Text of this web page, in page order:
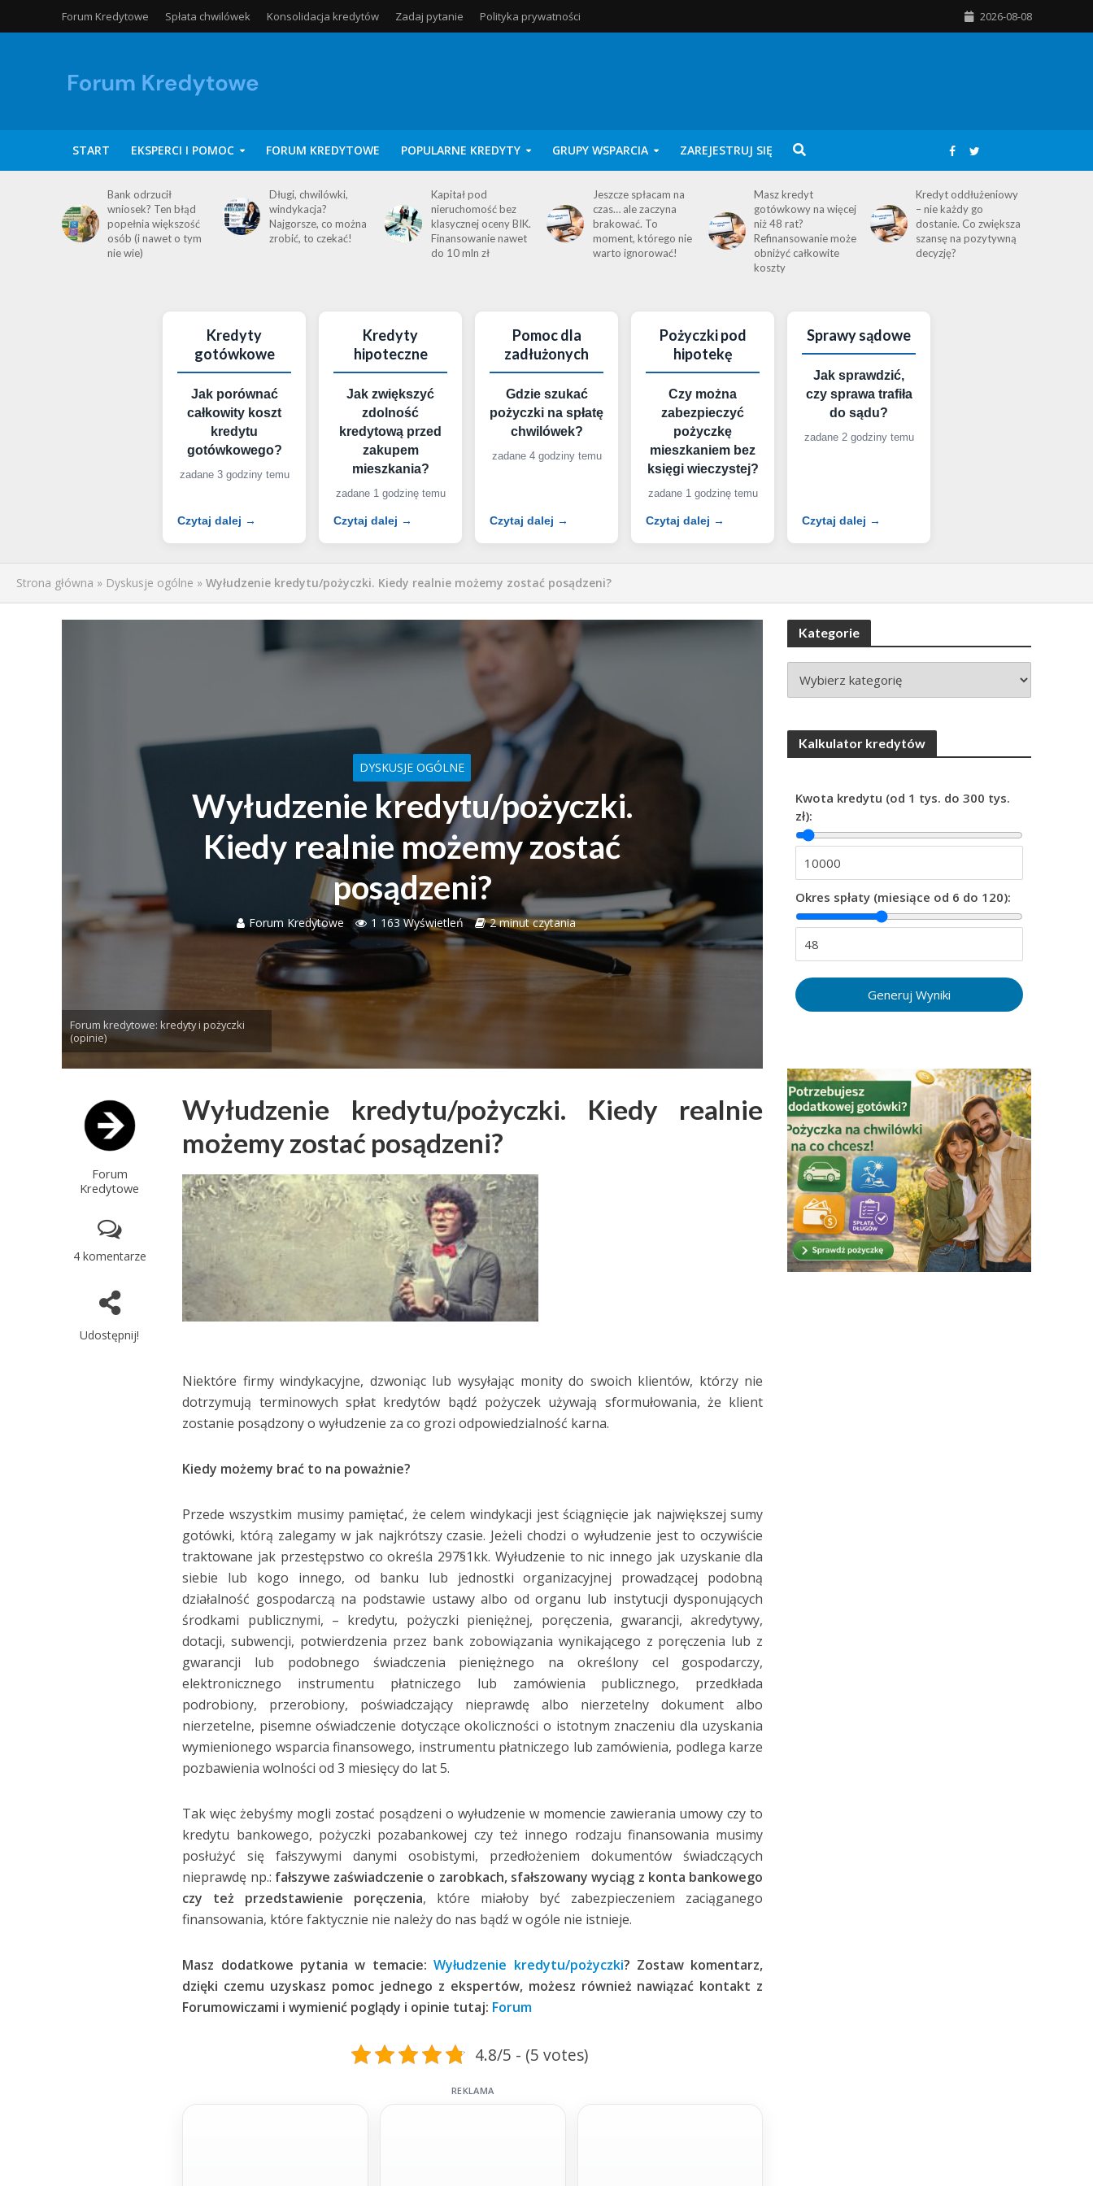
Forum Kredytowe Spłata chwilówek Konsolidacja kredytów Zadaj pytanie Polityka prywatności 2026-08-08
START EKSPERCI I POMOC FORUM KREDYTOWE POPULARNE KREDYTY GRUPY WSPARCIA ZAREJESTRUJ SIĘ
Bank odrzucił
wniosek? Ten błąd
popełnia większość
osób (i nawet o tym
nie wie)
Długi, chwilówki,
windykacja?
Najgorsze, co można
zrobić, to czekać!
Kapitał pod
nieruchomość bez
klasycznej oceny BIK.
Finansowanie nawet
do 10 mln zł
Jeszcze spłacam na
czas… ale zaczyna
brakować. To
moment, którego nie
warto ignorować!
Masz kredyt
gotówkowy na więcej
niż 48 rat?
Refinansowanie może
obniżyć całkowite
koszty
Kredyt oddłużeniowy
– nie każdy go
dostanie. Co zwiększa
szansę na pozytywną
decyzję?
Kredyty
gotówkowe
Jak porównać
całkowity koszt
kredytu
gotówkowego?
zadane 3 godziny temu
Czytaj dalej →
Kredyty
hipoteczne
Jak zwiększyć
zdolność
kredytową przed
zakupem
mieszkania?
zadane 1 godzinę temu
Czytaj dalej →
Pomoc dla
zadłużonych
Gdzie szukać
pożyczki na spłatę
chwilówek?
zadane 4 godziny temu
Czytaj dalej →
Pożyczki pod
hipotekę
Czy można
zabezpieczyć
pożyczkę
mieszkaniem bez
księgi wieczystej?
zadane 1 godzinę temu
Czytaj dalej →
Sprawy sądowe
Jak sprawdzić,
czy sprawa trafiła
do sądu?
zadane 2 godziny temu
Czytaj dalej →
Strona główna » Dyskusje ogólne » Wyłudzenie kredytu/pożyczki. Kiedy realnie możemy zostać posądzeni?
DYSKUSJE OGÓLNE
Wyłudzenie kredytu/pożyczki.
Kiedy realnie możemy zostać
posądzeni?
Forum Kredytowe 1 163 Wyświetleń 2 minut czytania
Forum kredytowe: kredyty i pożyczki
(opinie)
Forum
Kredytowe
4 komentarze
Udostępnij!
Wyłudzenie kredytu/pożyczki. Kiedy realnie
możemy zostać posądzeni?
Niektóre firmy windykacyjne, dzwoniąc lub wysyłając monity do swoich klientów, którzy nie
dotrzymują terminowych spłat kredytów bądź pożyczek używają sformułowania, że klient
zostanie posądzony o wyłudzenie za co grozi odpowiedzialność karna.
Kiedy możemy brać to na poważnie?
Przede wszystkim musimy pamiętać, że celem windykacji jest ściągnięcie jak największej sumy
gotówki, którą zalegamy w jak najkrótszy czasie. Jeżeli chodzi o wyłudzenie jest to oczywiście
traktowane jak przestępstwo co określa 297§1kk. Wyłudzenie to nic innego jak uzyskanie dla
siebie lub kogo innego, od banku lub jednostki organizacyjnej prowadzącej podobną
działalność gospodarczą na podstawie ustawy albo od organu lub instytucji dysponujących
środkami publicznymi, – kredytu, pożyczki pieniężnej, poręczenia, gwarancji, akredytywy,
dotacji, subwencji, potwierdzenia przez bank zobowiązania wynikającego z poręczenia lub z
gwarancji lub podobnego świadczenia pieniężnego na określony cel gospodarczy,
elektronicznego instrumentu płatniczego lub zamówienia publicznego, przedkłada
podrobiony, przerobiony, poświadczający nieprawdę albo nierzetelny dokument albo
nierzetelne, pisemne oświadczenie dotyczące okoliczności o istotnym znaczeniu dla uzyskania
wymienionego wsparcia finansowego, instrumentu płatniczego lub zamówienia, podlega karze
pozbawienia wolności od 3 miesięcy do lat 5.
Tak więc żebyśmy mogli zostać posądzeni o wyłudzenie w momencie zawierania umowy czy to
kredytu bankowego, pożyczki pozabankowej czy też innego rodzaju finansowania musimy
posłużyć się fałszywymi danymi osobistymi, przedłożeniem dokumentów świadczących
nieprawdę np.: fałszywe zaświadczenie o zarobkach, sfałszowany wyciąg z konta bankowego
czy też przedstawienie poręczenia, które miałoby być zabezpieczeniem zaciąganego
finansowania, które faktycznie nie należy do nas bądź w ogóle nie istnieje.
Masz dodatkowe pytania w temacie:Wyłudzenie kredytu/pożyczki? Zostaw komentarz,
dzięki czemu uzyskasz pomoc jednego z ekspertów, możesz również nawiązać kontakt z
Forumowiczami i wymienić poglądy i opinie tutaj: Forum
4.8/5 - (5 votes)
REKLAMA
Kategorie
Kalkulator kredytów
Kwota kredytu (od 1 tys. do 300 tys.
zł):
Okres spłaty (miesiące od 6 do 120):
Generuj Wyniki